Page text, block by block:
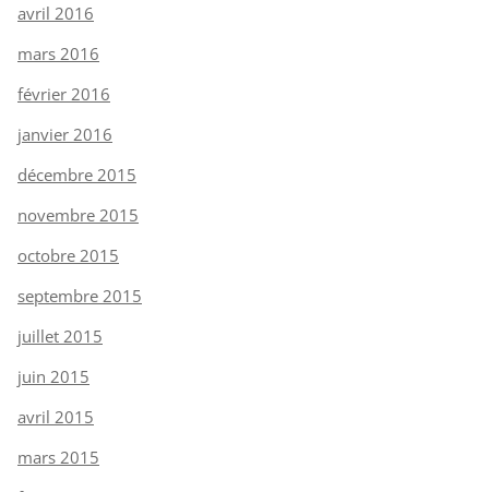
avril 2016
mars 2016
février 2016
janvier 2016
décembre 2015
novembre 2015
octobre 2015
septembre 2015
juillet 2015
juin 2015
avril 2015
mars 2015